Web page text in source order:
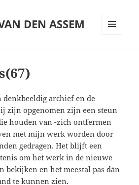
DEN ASSEM
archief en de
zijn opgenomen zijn een steun
houden van -zich ontfermen
met mijn werk worden door
gedragen. Het blijft een
om het werk in de nieuwe
bekijken en het meestal pas dán
te kunnen zien.